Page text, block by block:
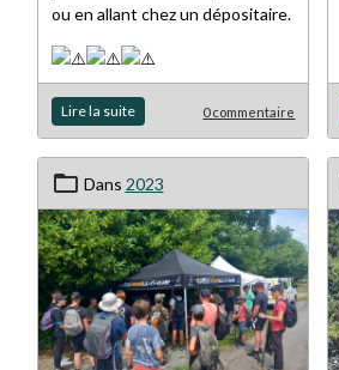
ou en allant chez un dépositaire.
Lire la suite 0 commentaire
Dans 2023